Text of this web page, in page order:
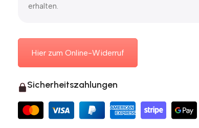
erhalten.
Hier zum Online-Widerruf
Sicherheitszahlungen